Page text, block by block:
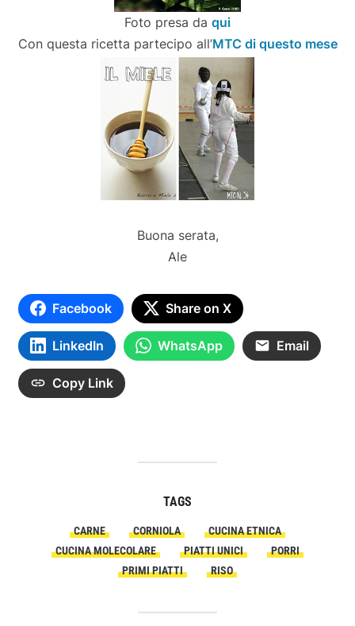
Foto presa da qui
Con questa ricetta partecipo all’MTC di questo mese
Buona serata,
Ale
Facebook Share on X
LinkedIn WhatsApp Email
Copy Link
TAGS
CARNE CORNIOLA
CUCINA ETNICA
CUCINA MOLECOLARE
PIATTI UNICI
PORRI
PRIMI PIATTI
RISO